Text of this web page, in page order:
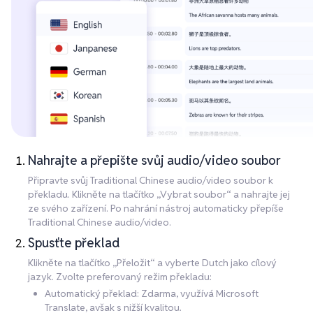
Nahrajte a přepište svůj audio/video soubor
Připravte svůj Traditional Chinese audio/video soubor k
překladu. Klikněte na tlačítko „Vybrat soubor“ a nahrajte jej
ze svého zařízení. Po nahrání nástroj automaticky přepíše
Traditional Chinese audio/video.
Spusťte překlad
Klikněte na tlačítko „Přeložit“ a vyberte Dutch jako cílový
jazyk. Zvolte preferovaný režim překladu:
Automatický překlad: Zdarma, využívá Microsoft
Translate, avšak s nižší kvalitou.